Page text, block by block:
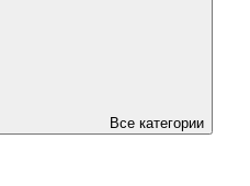
Все категории